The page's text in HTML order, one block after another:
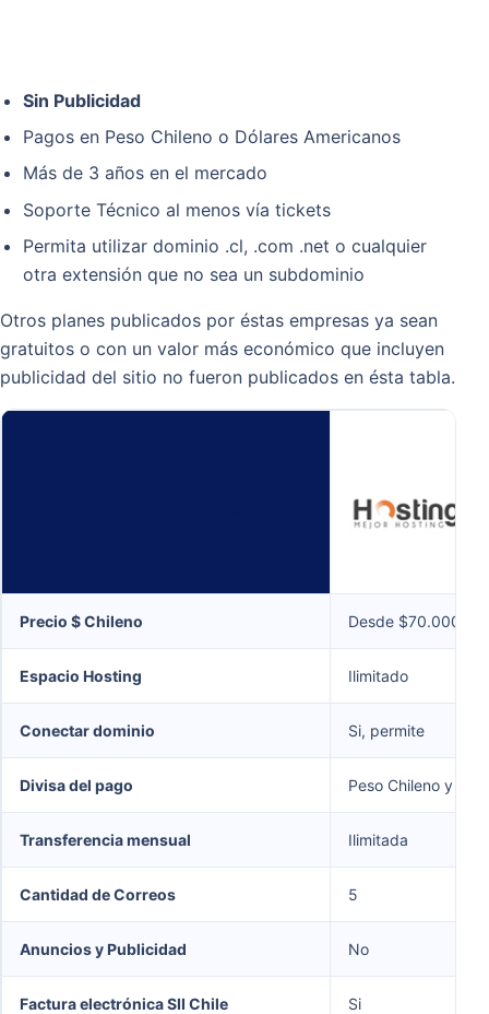
Sin Publicidad
Pagos en Peso Chileno o Dólares Americanos
Más de 3 años en el mercado
Soporte Técnico al menos vía tickets
Permita utilizar dominio .cl, .com .net o cualquier
otra extensión que no sea un subdominio
Otros planes publicados por éstas empresas ya sean
gratuitos o con un valor más económico que incluyen
publicidad del sitio no fueron publicados en ésta tabla.
Precio $ Chileno Desde $70.000
Espacio Hosting Ilimitado
Conectar dominio Si, permite
Divisa del pago Peso Chileno y
Transferencia mensual Ilimitada
Cantidad de Correos 5
Anuncios y Publicidad No
Factura electrónica SII Chile Si